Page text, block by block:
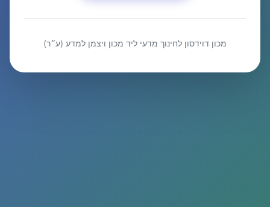
מכון דוידסון לחינוך מדעי ליד מכון ויצמן למדע (ע״ר)